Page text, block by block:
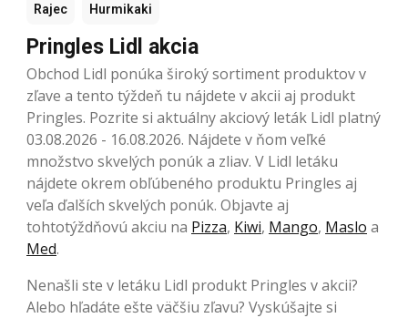
Rajec Hurmikaki
Pringles Lidl akcia
Obchod Lidl ponúka široký sortiment produktov v
zľave a tento týždeň tu nájdete v akcii aj produkt
Pringles. Pozrite si aktuálny akciový leták Lidl platný
03.08.2026 - 16.08.2026. Nájdete v ňom veľké
množstvo skvelých ponúk a zliav. V Lidl letáku
nájdete okrem obľúbeného produktu Pringles aj
veľa ďalších skvelých ponúk. Objavte aj
tohtotýždňovú akciu na Pizza, Kiwi, Mango, Maslo a
Med.
Nenašli ste v letáku Lidl produkt Pringles v akcii?
Alebo hľadáte ešte väčšiu zľavu? Vyskúšajte si